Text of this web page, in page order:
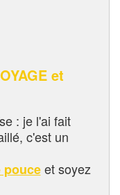
et
: je l'ai fait
c'est un
pouceet soyez